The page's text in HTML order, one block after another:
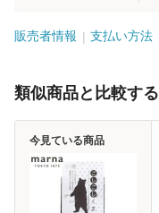
販売者情報 支払い方法
類似商品と比較する
今見ている商品